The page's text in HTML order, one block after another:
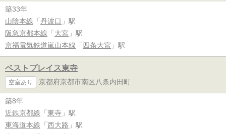
築33年
山陰本線 「 丹波口 」駅
阪急京都本線 「 大宮 」駅
京福電気鉄道嵐山本線 「 四条大宮 」駅
ベストプレイス東寺
空室あり 京都府京都市南区八条内田町
築8年
近鉄京都線 「 東寺 」駅
東海道本線 「 西大路 」駅